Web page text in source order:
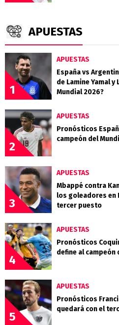
APUESTAS
1
APUESTAS
España vs
de Lamine Yamal
Mundial 2026?
2
APUESTAS
Pronósticos
campeón del
3
APUESTAS
Mbappé contra
los goleadores en
tercer puesto
4
APUESTAS
Pronósticos
define al campeón
5
APUESTAS
Pronósticos
quedará con el